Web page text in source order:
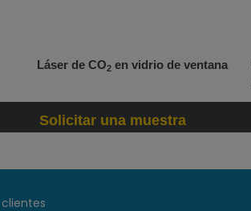
Láser de CO2en vidrio de ventana
Solicitar una muestra